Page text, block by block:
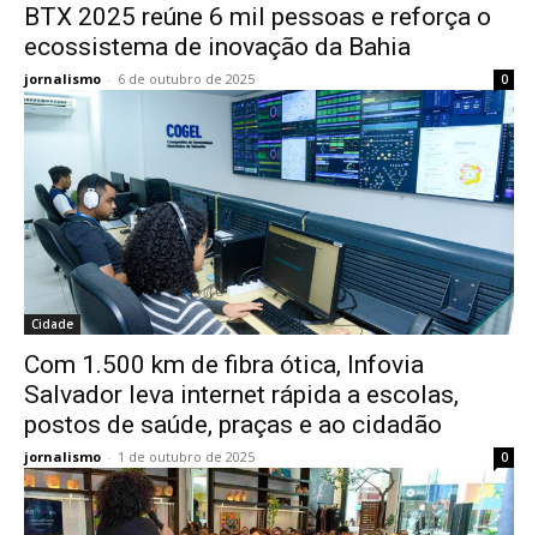
BTX 2025 reúne 6 mil pessoas e reforça o
ecossistema de inovação da Bahia
jornalismo - 6 de outubro de 2025 0
Cidade
Com 1.500 km de fibra ótica, Infovia
Salvador leva internet rápida a escolas,
postos de saúde, praças e ao cidadão
jornalismo - 1 de outubro de 2025 0